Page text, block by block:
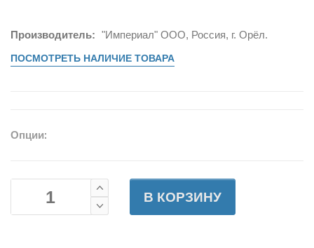
Производитель: "Империал" ООО, Россия, г. Орёл.
ПОСМОТРЕТЬ НАЛИЧИЕ ТОВАРА
Опции:
В КОРЗИНУ